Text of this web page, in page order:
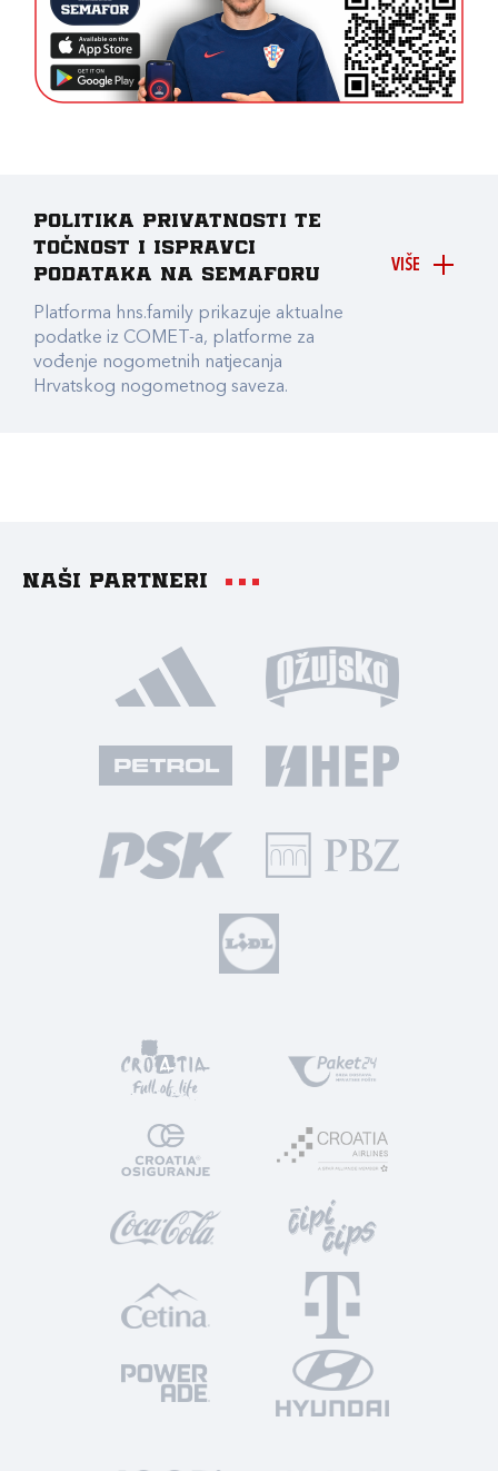
VIŠE
Politika privatnosti te
točnost i ispravci
podataka na Semaforu
Platforma hns.family prikazuje aktualne
podatke iz COMET-a, platforme za
vođenje nogometnih natjecanja
Hrvatskog nogometnog saveza.
Naši partneri